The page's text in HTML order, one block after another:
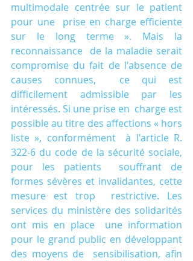
multimodale centrée sur le patient
pour une  prise en charge efficiente
sur le long terme ». Mais la
reconnaissance  de la maladie serait
compromise du fait de l'absence de
causes connues,  ce qui est
difficilement admissible par les
intéressés. Si une prise en  charge est
possible au titre des affections « hors
liste », conformément  à l'article R.
322-6 du code de la sécurité sociale,
pour les patients  souffrant de
formes sévères et invalidantes, cette
mesure est trop  restrictive. Les
services du ministère des solidarités
ont mis en place  une information
pour le grand public en développant
des moyens de  sensibilisation, afin